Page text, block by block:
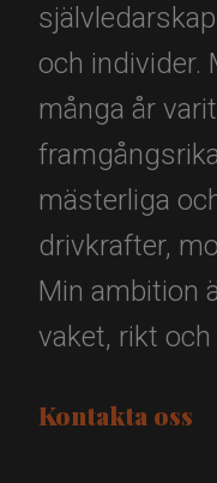
och individer.
många år
mästerliga
drivkrafter,
Min ambition
vaket, rikt och
Kontakta oss